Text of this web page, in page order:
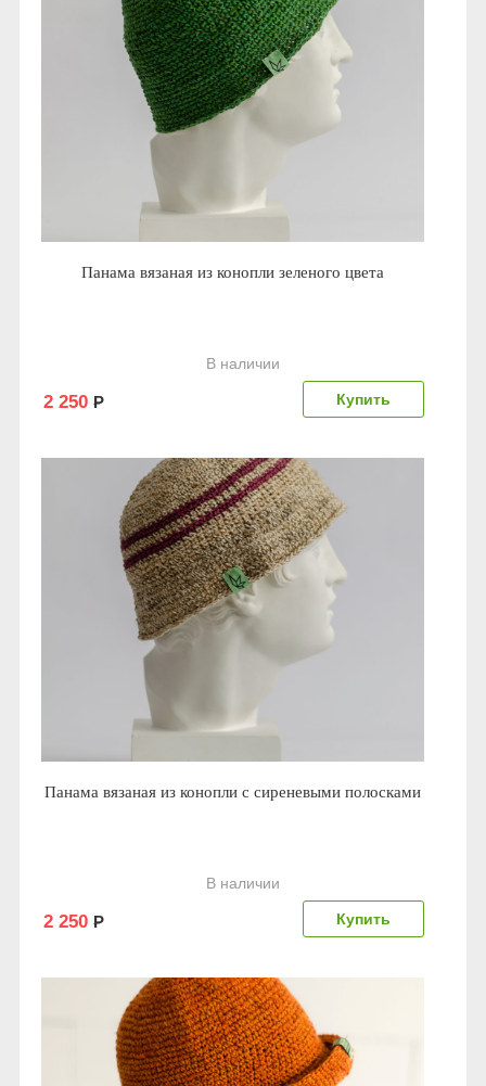
Панама вязаная из конопли зеленого цвета
В наличии
2 250 Р
Панама вязаная из конопли с сиреневыми полосками
В наличии
2 250 Р